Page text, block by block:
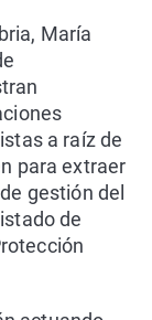
María
a raíz de
para extraer
gestión del
de